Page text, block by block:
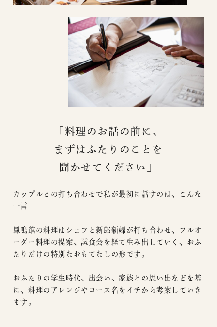
「料理のお話の前に、
まずはふたりのことを
聞かせてください」
カップルとの打ち合わせで私が最初に話すのは、こんな
一言
鳳鳴館の料理はシェフと新郎新婦が打ち合わせ、フルオ
ーダー料理の提案、試食会を経て生み出していく、おふ
たりだけの特別なおもてなしの形です。
おふたりの学生時代、出会い、家族との思い出などを基
に、料理のアレンジやコース名をイチから考案していき
ます。